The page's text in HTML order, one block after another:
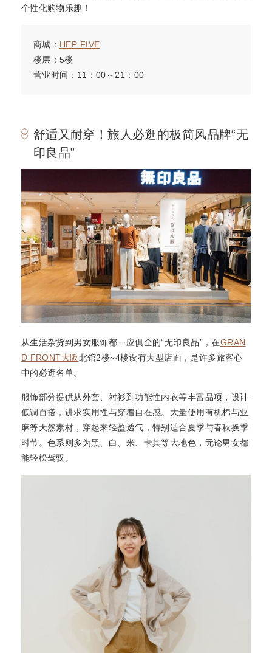
个性化购物乐趣！
商城： HEP FIVE
楼层：5楼
营业时间：11：00～21：00
舒适又耐穿！旅人必逛的极简风品牌“无
印良品”
从生活杂货到男女服饰都一应俱全的“无印良品”，在GRAN
D FRONT大阪北馆2楼~4楼设有大型店面，是许多旅客心
中的必逛名单。
服饰部分提供从外套、衬衫到功能性内衣等丰富品项，设计
低调百搭，讲求实用性与穿着自在感。大量使用有机棉与亚
麻等天然素材，穿起来轻盈透气，特别适合夏季与春秋换季
时节。色系则多为黑、白、米、卡其等大地色，无论男女都
能轻松驾驭。